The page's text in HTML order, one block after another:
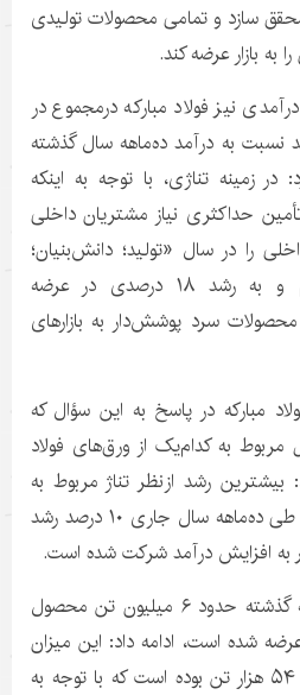
سازد و تمامی محصولات تولیدی
به بازار عرضه کند.
نیز فولاد مبارکه درمجموع در
بیش از ۱۵ درصد نسبت به درآمد ده‌ماهه سال گذشته
زمینه تناژی، با توجه به اینکه
حداکثری نیاز مشتریان داخلی
را در سال «تولید؛ دانش‌بنیان؛
اشتغال‌آفرین» تأمین کنیم و به رشد ۱۸ درصدی در عرضه
سرد پوشش‌دار به بازارهای
مبارکه در پاسخ به این سؤال که
مربوط به کدام‌یک از ورق‌های فولاد
بیشترین رشد ازنظر تناژ مربوط به
محصولات کلاف گرم بوده که طی ده‌ماهه سال جاری ۱۰ درصد رشد
به افزایش درآمد شرکت شده است.
وی با بیان این‌که در ده‌ماهه گذشته حدود ۶ میلیون تن محصول
عرضه شده است، ادامه داد: این میزان
در سال گذشته ۵ میلیون و ۵۴ هزار تن بوده است که با توجه به